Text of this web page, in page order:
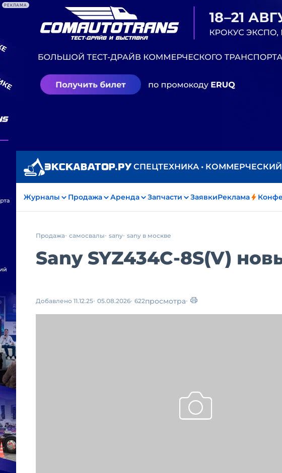
РЕКЛАМА
СПЕЦТЕХНИКА •
Журналы Продажа Аренда Запчасти ЗаявкиРеклама
Продажа самосвалы sany sany в москве
Sany SYZ434C-8S(V)
Добавлено 11.12.25 05.08.2026 622просмотра